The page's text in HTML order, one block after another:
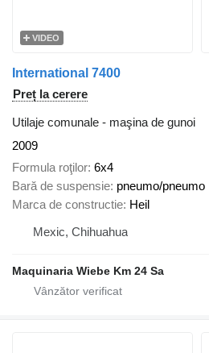
VIDEO
International 7400
Preț la cerere
Utilaje comunale - maşina de gunoi
2009
Formula roţilor 6x4
Bară de suspensie pneumo/pneumo
Marca de constructie Heil
Mexic, Chihuahua
Maquinaria Wiebe Km 24 Sa